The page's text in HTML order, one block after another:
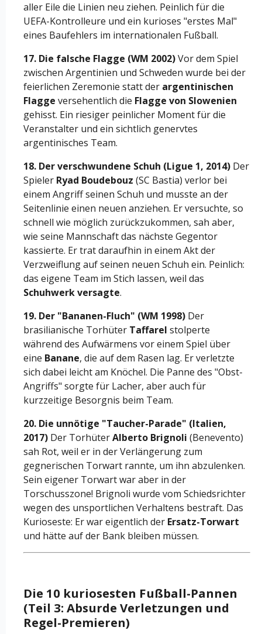
aller Eile die Linien neu ziehen. Peinlich für die
UEFA-Kontrolleure und ein kurioses "erstes Mal"
eines Baufehlers im internationalen Fußball.
17. Die falsche Flagge (WM 2002)Vor dem Spiel
zwischen Argentinien und Schweden wurde bei der
feierlichen Zeremonie statt der argentinischen
Flagge versehentlich die Flagge von Slowenien
gehisst. Ein riesiger peinlicher Moment für die
Veranstalter und ein sichtlich genervtes
argentinisches Team.
18. Der verschwundene Schuh (Ligue 1, 2014) Der
Spieler Ryad Boudebouz (SC Bastia) verlor bei
einem Angriff seinen Schuh und musste an der
Seitenlinie einen neuen anziehen. Er versuchte, so
schnell wie möglich zurückzukommen, sah aber,
wie seine Mannschaft das nächste Gegentor
kassierte. Er trat daraufhin in einem Akt der
Verzweiflung auf seinen neuen Schuh ein. Peinlich:
das eigene Team im Stich lassen, weil das
Schuhwerk versagte.
19. Der "Bananen-Fluch" (WM 1998) Der
brasilianische Torhüter Taffarel stolperte
während des Aufwärmens vor einem Spiel über
eine Banane, die auf dem Rasen lag. Er verletzte
sich dabei leicht am Knöchel. Die Panne des "Obst-
Angriffs" sorgte für Lacher, aber auch für
kurzzeitige Besorgnis beim Team.
20. Die unnötige "Taucher-Parade" (Italien,
2017) Der TorhüterAlberto Brignoli (Benevento)
sah Rot, weil er in der Verlängerung zum
gegnerischen Torwart rannte, um ihn abzulenken.
Sein eigener Torwart war aber in der
Torschusszone! Brignoli wurde vom Schiedsrichter
wegen des unsportlichen Verhaltens bestraft. Das
Kurioseste: Er war eigentlich der Ersatz-Torwart
und hätte auf der Bank bleiben müssen.
Die 10 kuriosesten Fußball-Pannen
(Teil 3: Absurde Verletzungen und
Regel-Premieren)